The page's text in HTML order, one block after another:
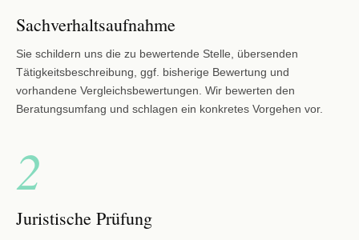
Sachverhaltsaufnahme
Sie schildern uns die zu bewertende Stelle, übersenden
Tätigkeitsbeschreibung, ggf. bisherige Bewertung und
vorhandene Vergleichsbewertungen. Wir bewerten den
Beratungsumfang und schlagen ein konkretes Vorgehen vor.
2
Juristische Prüfung